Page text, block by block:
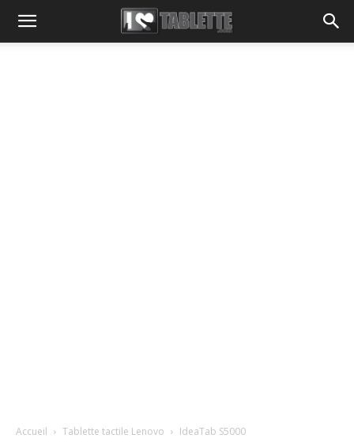
Accueil Tablette tactile Lenovo IdeaTab S5000